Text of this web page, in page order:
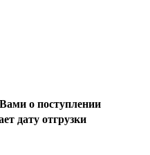
о поступлении
дату отгрузки